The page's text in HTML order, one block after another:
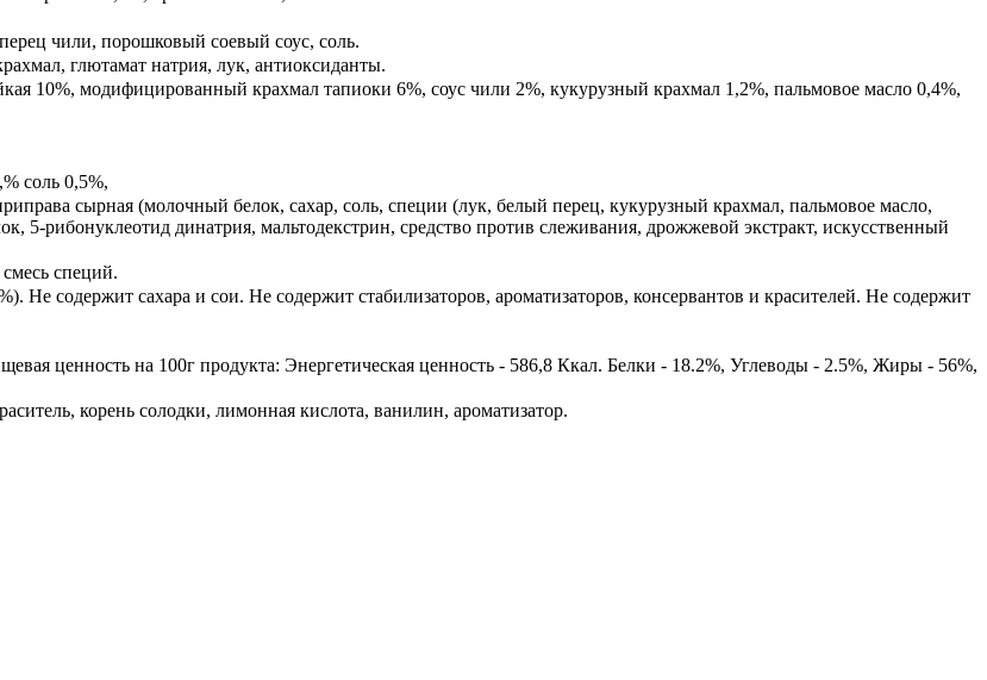
чили, порошковый соевый соус, соль.
глютамат натрия, лук, антиоксиданты.
10%, модифицированный крахмал тапиоки 6%, соус чили 2%, кукурузный крахмал 1,2%, пальмовое масло 0,4%,
соль 0,5%,
сырная (молочный белок, сахар, соль, специи (лук, белый перец, кукурузный крахмал, пальмовое масло,
5-рибонуклеотид динатрия, мальтодекстрин, средство против слеживания, дрожжевой экстракт, искусственный
специй.
Не содержит сахара и сои. Не содержит стабилизаторов, ароматизаторов, консервантов и красителей. Не содержит
ценность на 100г продукта: Энергетическая ценность - 586,8 Ккал. Белки - 18.2%, Углеводы - 2.5%, Жиры - 56%,
корень солодки, лимонная кислота, ванилин, ароматизатор.